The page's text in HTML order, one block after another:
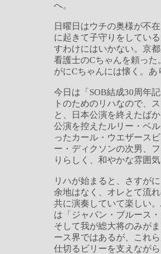
へ。
日曜日はウチの奥様が不
に起きて子守りをしてい
すわけにはいかない。京
看護士のCちゃんを頼っ
がにCちゃんには懐く。
今日は「SOB結成30周年
トのためのリハなので、
と、日本公演を終えたば
公演を控えたルリー・ベ
ったカール・ウエザース
ー・ディクソンの次男、
りらしく、和やかな雰囲
リハが始まると、さすが
余地はなく、オレとて流
共に演奏していて楽しい
は「ジャパン・ブルース
そして我が総大将のみが
ース界ではあるが、これ
仕切るビリーを支えなが